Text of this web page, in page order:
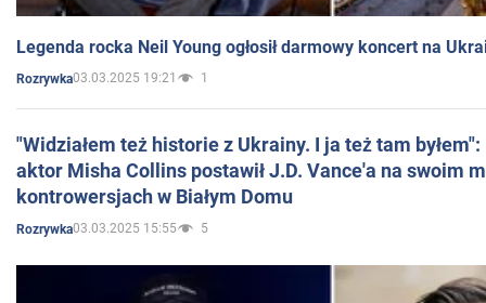
Legenda rocka Neil Young ogłosił darmowy koncert na
Rozrywka03.03.2025 19:21 1
"Widziałem też historie z Ukrainy. I ja też tam
aktor Misha Collins postawił J.D. Vance'a na swoim
kontrowersjach w Białym Domu
Rozrywka03.03.2025 15:55 5